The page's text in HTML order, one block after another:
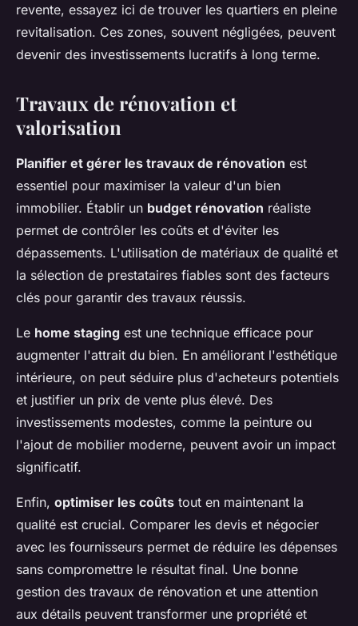
revente, essayez ici de trouver les quartiers en pleine
revitalisation. Ces zones, souvent négligées, peuvent
devenir des investissements lucratifs à long terme.
Travaux de rénovation et
valorisation
Planifier et gérer les travaux de rénovation est
essentiel pour maximiser la valeur d'un bien
immobilier. Établir un budget rénovation réaliste
permet de contrôler les coûts et d'éviter les
dépassements. L'utilisation de matériaux de qualité et
la sélection de prestataires fiables sont des facteurs
clés pour garantir des travaux réussis.
Le home staging est une technique efficace pour
augmenter l'attrait du bien. En améliorant l'esthétique
intérieure, on peut séduire plus d'acheteurs potentiels
et justifier un prix de vente plus élevé. Des
investissements modestes, comme la peinture ou
l'ajout de mobilier moderne, peuvent avoir un impact
significatif.
Enfin, optimiser les coûts tout en maintenant la
qualité est crucial. Comparer les devis et négocier
avec les fournisseurs permet de réduire les dépenses
sans compromettre le résultat final. Une bonne
gestion des travaux de rénovation et une attention
aux détails peuvent transformer une propriété et